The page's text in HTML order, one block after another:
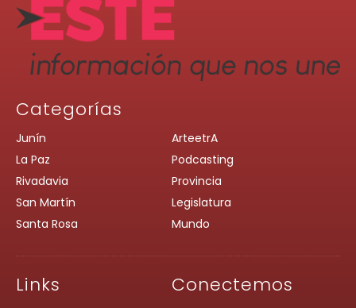
Categorías
Junín
La Paz
Rivadavia
San Martín
Santa Rosa
ArteetrA
Podcasting
Provincia
Legislatura
Mundo
Links Conectemos